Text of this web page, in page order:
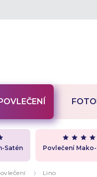
Satén Povlečení
Lino